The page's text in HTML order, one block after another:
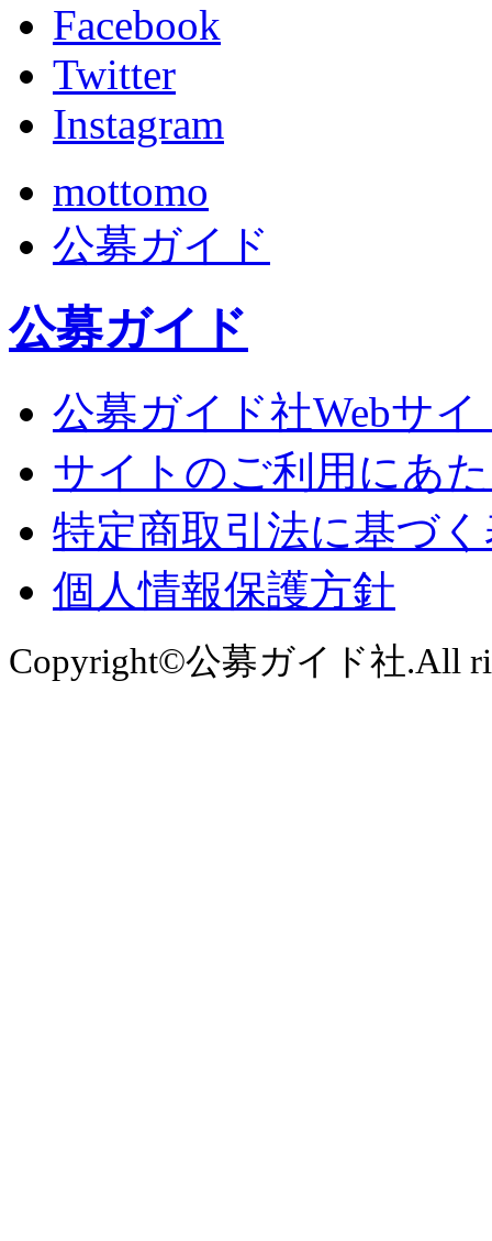
Facebook
Twitter
Instagram
mottomo
公募ガイド
公募ガイド
公募ガイド社Webサイ
サイトのご利用にあ
特定商取引法に基づ
個人情報保護方針
Copyright©公募ガイド社.All